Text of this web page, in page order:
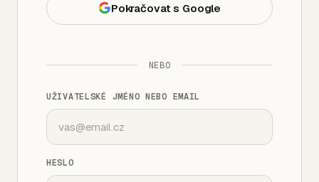
Pokračovat s Google
NEBO
UŽIVATELSKÉ JMÉNO NEBO EMAIL
HESLO